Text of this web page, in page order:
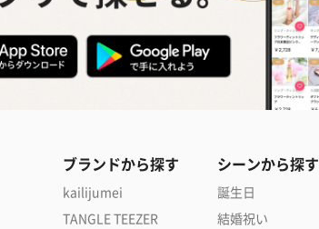
ブランドから探す
kailijumei
TANGLE TEEZER
シーンから探す
誕生日
結婚祝い